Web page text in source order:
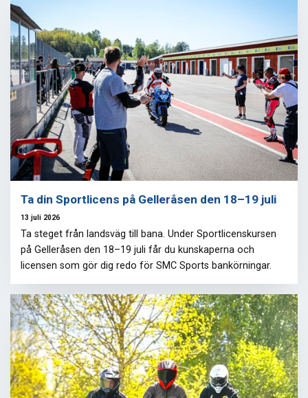
Ta din Sportlicens på Gelleråsen den 18–19 juli
13 juli 2026
Ta steget från landsväg till bana. Under Sportlicenskursen
på Gelleråsen den 18–19 juli får du kunskaperna och
licensen som gör dig redo för SMC Sports bankörningar.